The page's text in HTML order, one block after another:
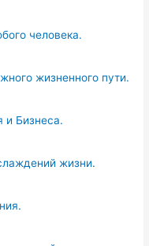
человека.
жизненного пути.
и Бизнеса.
жизни.